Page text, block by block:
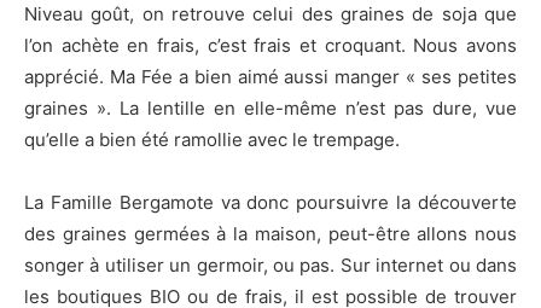
Niveau goût, on retrouve celui des graines de soja que
l’on achète en frais, c’est frais et croquant. Nous avons
apprécié. Ma Fée a bien aimé aussi manger « ses petites
graines ». La lentille en elle-même n’est pas dure, vue
qu’elle a bien été ramollie avec le trempage.
La Famille Bergamote va donc poursuivre la découverte
des graines germées à la maison, peut-être allons nous
songer à utiliser un germoir, ou pas. Sur internet ou dans
les boutiques BIO ou de frais, il est possible de trouver